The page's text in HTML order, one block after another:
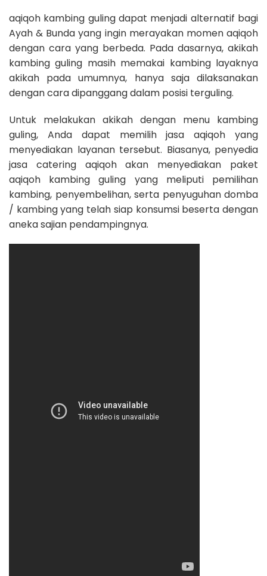
aqiqoh kambing guling dapat menjadi alternatif bagi
Ayah & Bunda yang ingin merayakan momen aqiqoh
dengan cara yang berbeda. Pada dasarnya, akikah
kambing guling masih memakai kambing layaknya
akikah pada umumnya, hanya saja dilaksanakan
dengan cara dipanggang dalam posisi terguling.
Untuk melakukan akikah dengan menu kambing
guling, Anda dapat memilih jasa aqiqoh yang
menyediakan layanan tersebut. Biasanya, penyedia
jasa catering aqiqoh akan menyediakan paket
aqiqoh kambing guling yang meliputi pemilihan
kambing, penyembelihan, serta penyuguhan domba
/ kambing yang telah siap konsumsi beserta dengan
aneka sajian pendampingnya.